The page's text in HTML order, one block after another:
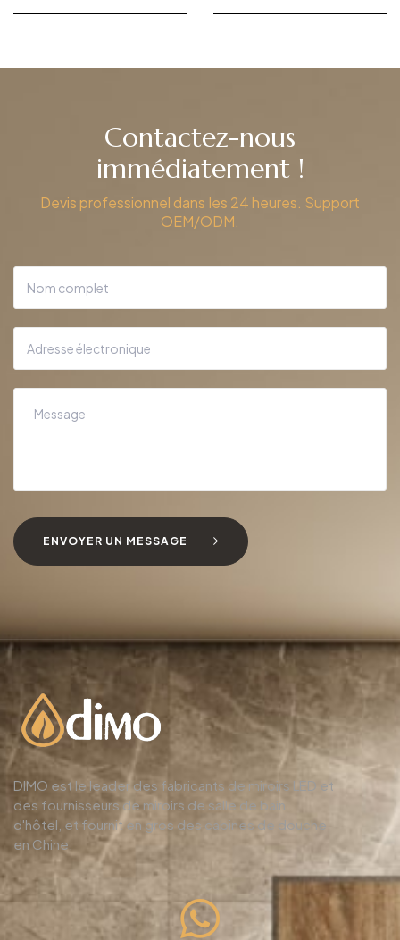
Contactez-nous
immédiatement !
Devis professionnel dans les 24 heures. Support
OEM/ODM.
ENVOYER UN MESSAGE
DIMO est le leader des fabricants de miroirs LED et
des fournisseurs de miroirs de salle de bain
d'hôtel, et fournit en gros des cabines de douche
en Chine.